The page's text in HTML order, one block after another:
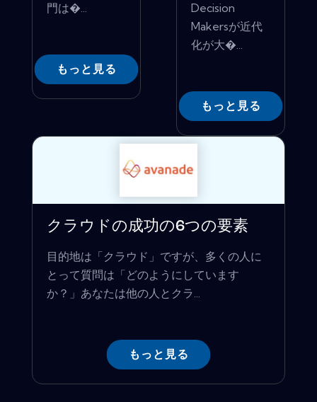
門は�...
もっと見る
Decision
Makersが近代
化が大�...
もっと見る
クラウドの成功の6つの要素
目的地は「クラウド」ですが、多くの人に
とって質問は「どのようにしています
か？」あなたは他の人とクラ...
もっと見る